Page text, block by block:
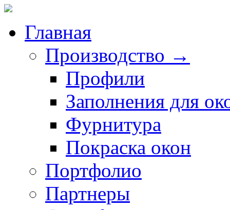
Главная
Производство →
Профили
Заполнения для
Фурнитура
Покраска окон
Портфолио
Партнеры